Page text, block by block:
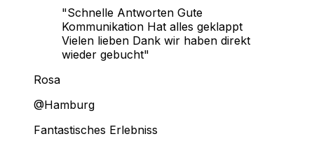
"Schnelle Antworten Gute
Kommunikation Hat alles geklappt
Vielen lieben Dank wir haben direkt
wieder gebucht"
Rosa
@Hamburg
Fantastisches Erlebniss